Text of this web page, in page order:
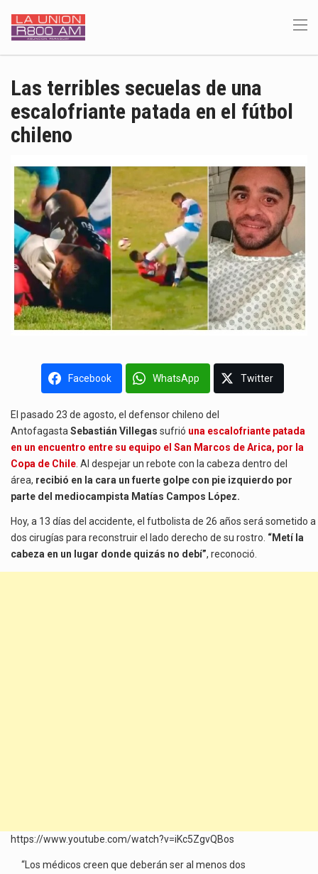
Las terribles secuelas de una
escalofriante patada en el fútbol
chileno
Facebook WhatsApp Twitter
El pasado 23 de agosto, el defensor chileno del
Antofagasta Sebastián Villegas sufrió una escalofriante patada
en un encuentro entre su equipo el San Marcos de Arica, por la
Copa de Chile . Al despejar un rebote con la cabeza dentro del
área, recibió en la cara un fuerte golpe con pie izquierdo por
parte del mediocampista Matías Campos López.
Hoy, a 13 días del accidente, el futbolista de 26 años será sometido a
dos cirugías para reconstruir el lado derecho de su rostro. “Metí la
cabeza en un lugar donde quizás no debí”, reconoció.
https://www.youtube.com/watch?v=iKc5ZgvQBos
“Los médicos creen que deberán ser al menos dos